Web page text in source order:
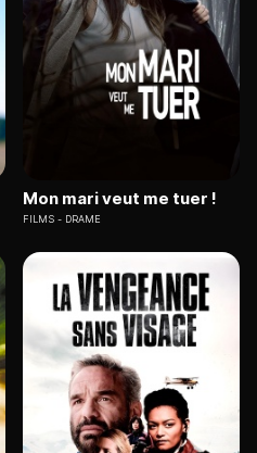
Mon mari veut me tuer !
FILMS DRAME